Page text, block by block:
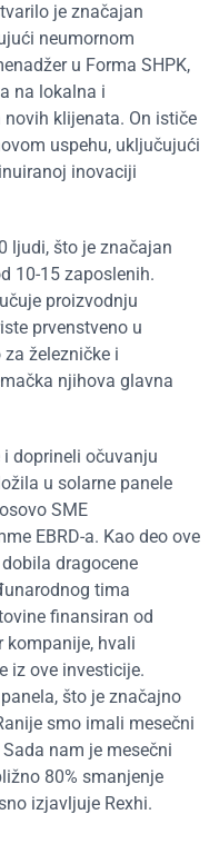
je značajan
neumornom
u Forma SHPK,
na lokalna i
klijenata. On ističe
uspehu, uključujući
inovaciji
ljudi, što je značajan
10-15 zaposlenih.
proizvodnju
prvenstveno u
železničke i
njihova glavna
doprineli očuvanju
u solarne panele
SME
EBRD-a. Kao deo ove
dragocene
tima
finansiran od
kompanije, hvali
iz ove investicije.
što je značajno
smo imali mesečni
nam je mesečni
80% smanjenje
izjavljuje Rexhi.